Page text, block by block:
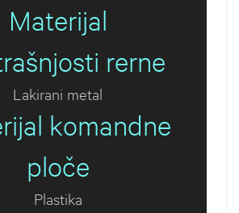
Materijal
rerne
Lakirani metal
komandne
ploče
Plastika